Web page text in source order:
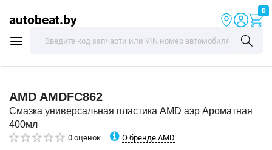
autobeat.by
0
AMD AMDFC862
Смазка универсальная пластика AMD аэр Ароматная
400мл
0 оценок О бренде AMD